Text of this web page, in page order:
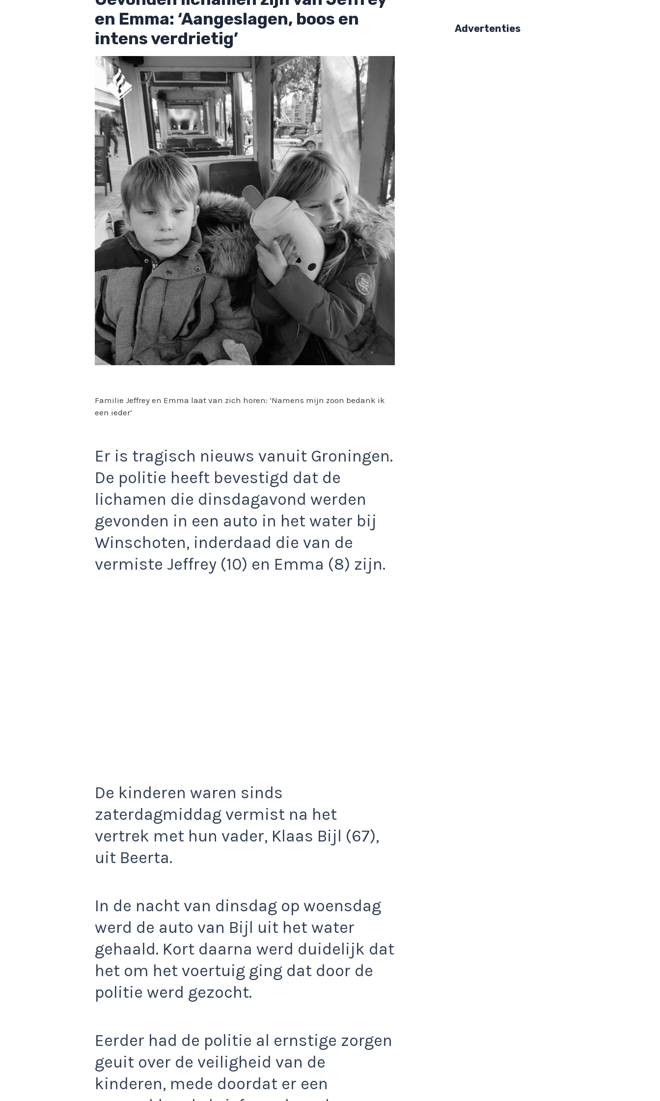
en Emma: ‘Aangeslagen, boos en
intens verdrietig’
Familie Jeffrey en Emma laat van zich horen: ‘Namens mijn zoon bedank ik
een ieder’
Er is tragisch nieuws vanuit Groningen.
De politie heeft bevestigd dat de
lichamen die dinsdagavond werden
gevonden in een auto in het water bij
Winschoten, inderdaad die van de
vermiste Jeffrey (10) en Emma (8) zijn.
De kinderen waren sinds
zaterdagmiddag vermist na het
vertrek met hun vader, Klaas Bijl (67),
uit Beerta.
In de nacht van dinsdag op woensdag
werd de auto van Bijl uit het water
gehaald. Kort daarna werd duidelijk dat
het om het voertuig ging dat door de
politie werd gezocht.
Eerder had de politie al ernstige zorgen
geuit over de veiligheid van de
kinderen, mede doordat er een
Advertenties